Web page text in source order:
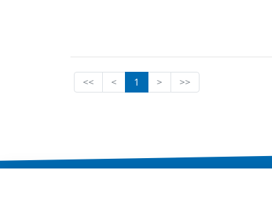
<< < 1 > >>